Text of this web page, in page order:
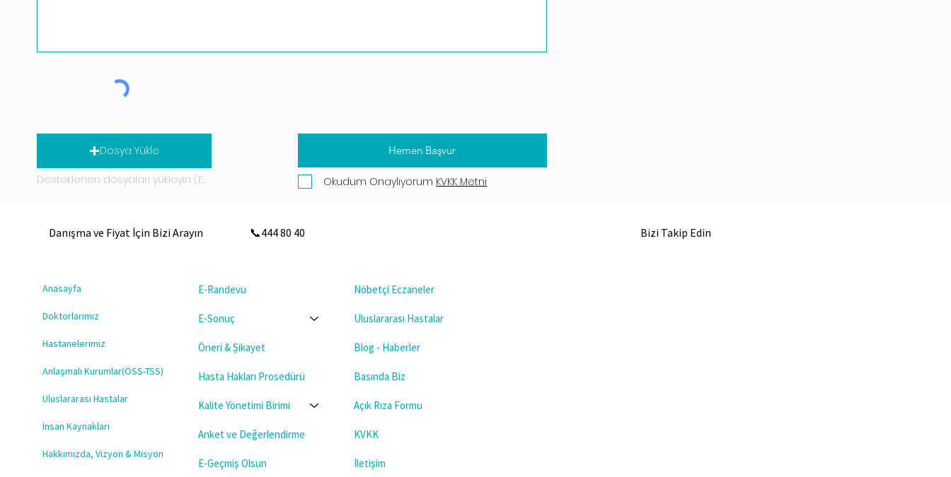
Hemen Başvur
Dosya Yükle
Desteklenen dosyaları yükleyin (En fazla 15 MB) Okudum Onaylıyorum KVKK Metni
Danışma ve Fiyat İçin Bizi Arayın 📞444 80 40 Bizi Takip Edin
Anasayfa
Doktorlarımız
Hastanelerimiz
Anlaşmalı Kurumlar(ÖSS-TSS)
Uluslararası Hastalar
İnsan Kaynakları
Hakkımızda, Vizyon & Misyon
E-Randevu
E-Sonuç
Öneri & Şikayet
Hasta Hakları Prosedürü
Kalite Yönetimi Birimi
Anket ve Değerlendirme
E-Geçmiş Olsun
Nöbetçi Eczaneler
Uluslararası Hastalar
Blog - Haberler
Basında Biz
Açık Rıza Formu
KVKK
İletişim